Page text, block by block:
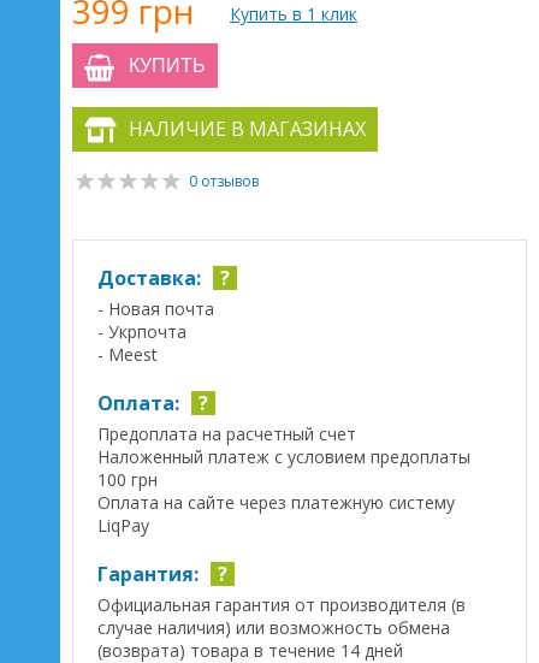
399 грн Купить в 1 клик
КУПИТЬ
НАЛИЧИЕ В МАГАЗИНАХ
0 отзывов
Доставка: ?
- Новая почта
- Укрпочта
- Meest
Оплата: ?
Предоплата на расчетный счет
Наложенный платеж с условием предоплаты
100 грн
Оплата на сайте через платежную систему
LiqPay
Гарантия: ?
Официальная гарантия от производителя (в
случае наличия) или возможность обмена
(возврата) товара в течение 14 дней